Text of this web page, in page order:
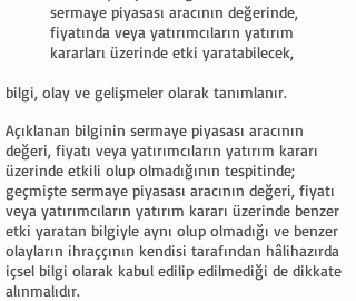
sermaye piyasası aracının değerinde,
fiyatında veya yatırımcıların yatırım
kararları üzerinde etki yaratabilecek,
bilgi, olay ve gelişmeler olarak tanımlanır.
Açıklanan bilginin sermaye piyasası aracının
değeri, fiyatı veya yatırımcıların yatırım kararı
üzerinde etkili olup olmadığının tespitinde;
geçmişte sermaye piyasası aracının değeri, fiyatı
veya yatırımcıların yatırım kararı üzerinde benzer
etki yaratan bilgiyle aynı olup olmadığı ve benzer
olayların ihraççının kendisi tarafından hâlihazırda
içsel bilgi olarak kabul edilip edilmediği de dikkate
alınmalıdır.